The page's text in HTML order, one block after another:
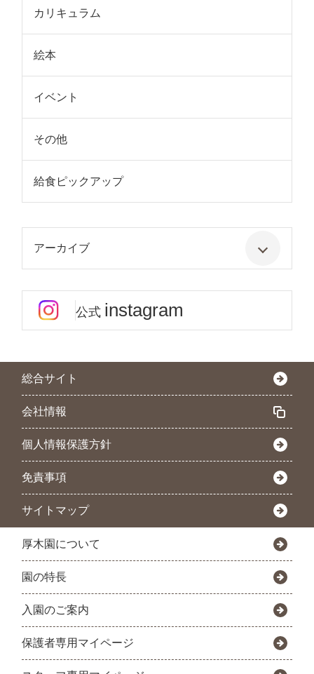
カリキュラム
絵本
イベント
その他
給食ピックアップ
アーカイブ
公式 instagram
総合サイト
会社情報
個人情報保護方針
免責事項
サイトマップ
厚木園について
園の特長
入園のご案内
保護者専用マイページ